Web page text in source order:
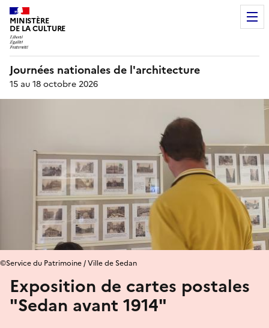
MINISTÈRE
DE LA CULTURE
Journées nationales de l'architecture
15 au 18 octobre 2026
Exposition de cartes postales
"Sedan avant 1914"
©Service du Patrimoine / Ville de Sedan